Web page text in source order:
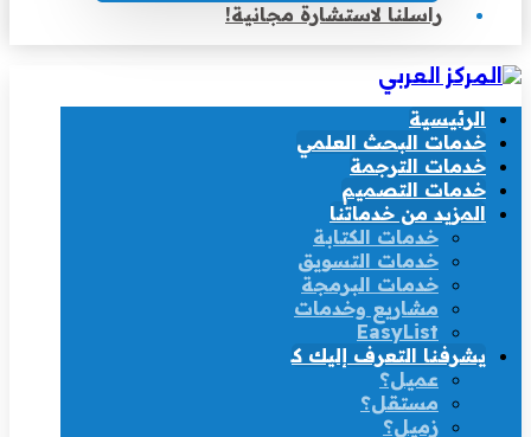
راسلنا لاستشارة مجانية!
الرئيسية
خدمات البحث العلمي
خدمات الترجمة
خدمات التصميم
المزيد من خدماتنا
خدمات الكتابة
خدمات التسويق
خدمات البرمجة
مشاريع وخدمات
EasyList
يشرفنا التعرف إليك كـ
عميل؟
مستقل؟
زميل؟